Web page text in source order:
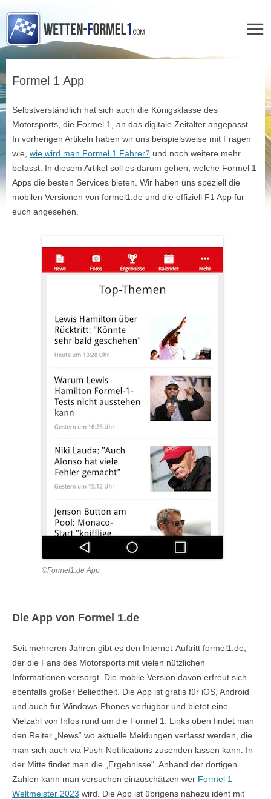
Formel 1 App
Selbstverständlich hat sich auch die Königsklasse des
Motorsports, die Formel 1, an das digitale Zeitalter angepasst.
In vorherigen Artikeln haben wir uns beispielsweise mit Fragen
wie, wie wird man Formel 1 Fahrer? und noch weitere mehr
befasst. In diesem Artikel soll es darum gehen, welche Formel 1
Apps die besten Services bieten. Wir haben uns speziell die
mobilen Versionen von formel1.de und die offiziell F1 App für
euch angesehen.
©Formel1.de App
Die App von Formel 1.de
Seit mehreren Jahren gibt es den Internet-Auftritt formel1.de,
der die Fans des Motorsports mit vielen nützlichen
Informationen versorgt. Die mobile Version davon erfreut sich
ebenfalls großer Beliebtheit. Die App ist gratis für iOS, Android
und auch für Windows-Phones verfügbar und bietet eine
Vielzahl von Infos rund um die Formel 1. Links oben findet man
den Reiter „News“ wo aktuelle Meldungen verfasst werden, die
man sich auch via Push-Notifications zusenden lassen kann. In
der Mitte findet man die „Ergebnisse“. Anhand der dortigen
Zahlen kann man versuchen einzuschätzen wer Formel 1
Weltmeister 2023 wird. Die App ist übrigens nahezu ident mit